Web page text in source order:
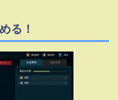
る！